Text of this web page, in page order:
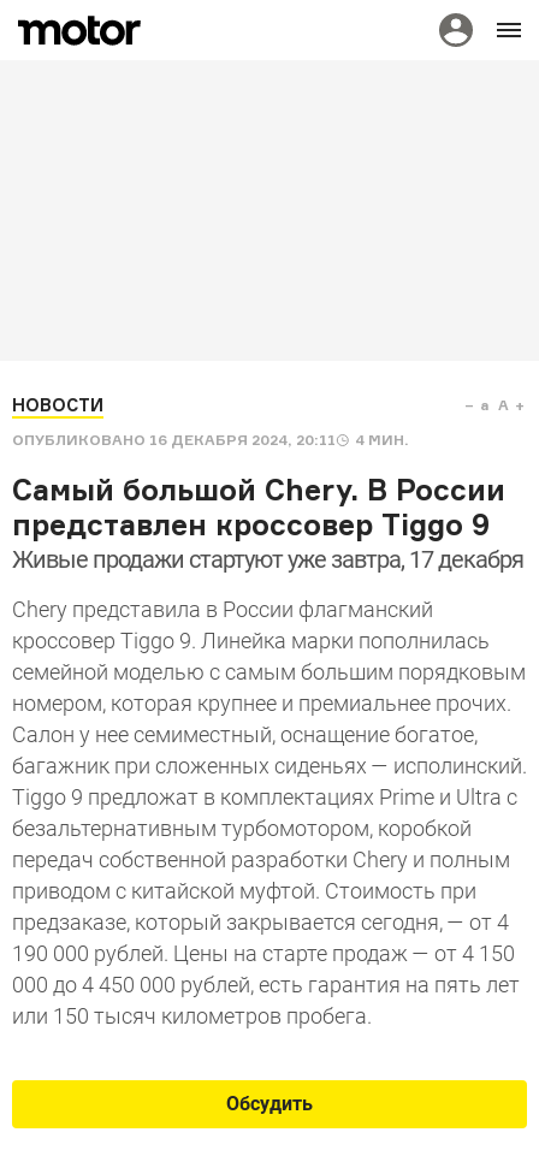
НОВОСТИ
ОПУБЛИКОВАНО 16 ДЕКАБРЯ 2024, 20:11 4 МИН.
a A
Самый большой Chery. В России
представлен кроссовер Tiggo 9
Живые продажи стартуют уже завтра, 17 декабря
Chery представила в России флагманский
кроссовер Tiggo 9. Линейка марки пополнилась
семейной моделью с самым большим порядковым
номером, которая крупнее и премиальнее прочих.
Салон у нее семиместный, оснащение богатое,
багажник при сложенных сиденьях — исполинский.
Tiggo 9 предложат в комплектациях Prime и Ultra с
безальтернативным турбомотором, коробкой
передач собственной разработки Chery и полным
приводом с китайской муфтой. Стоимость при
предзаказе, который закрывается сегодня, — от 4
190 000 рублей. Цены на старте продаж — от 4 150
000 до 4 450 000 рублей, есть гарантия на пять лет
или 150 тысяч километров пробега.
Обсудить